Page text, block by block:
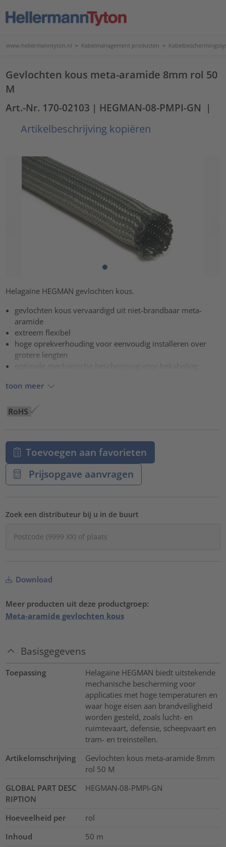
www.hellermanntyton.nl > Kabelmanagement producten >
Gevlochten kous meta-aramide 8mm rol 50
M
Art.-Nr. 170-02103 | HEGMAN-08-PMPI-GN |
Artikelbeschrijving kopiëren
Helagaine HEGMAN gevlochten kous.
gevlochten kous vervaardigd uit niet-brandbaar meta-
aramide
extreem flexibel
hoge oprekverhouding voor eenvoudig installeren over
grotere lengten
toon meer
Toevoegen aan favorieten
Prijsopgave aanvragen
Zoek een distributeur bij u in de buurt
Download
Meer producten uit deze productgroep:
Meta-aramide gevlochten kous
Basisgegevens
Toepassing
Helagaine HEGMAN biedt uitstekende
mechanische bescherming voor
applicaties met hoge temperaturen en
waar hoge eisen aan brandveiligheid
worden gesteld, zoals lucht- en
ruimtevaart, defensie, scheepvaart en
tram- en treinstellen.
Artikelomschrijving
Gevlochten kous meta-aramide 8mm
rol 50 M
GLOBAL PART DESC
RIPTION
HEGMAN-08-PMPI-GN
Hoeveelheid per
rol
Inhoud
50 m